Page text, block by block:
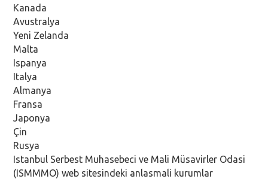
Kanada
Avustralya
Yeni Zelanda
Malta
Ispanya
Italya
Almanya
Fransa
Japonya
Çin
Rusya
Istanbul Serbest Muhasebeci ve Mali Müsavirler Odasi
(ISMMMO) web sitesindeki anlasmali kurumlar